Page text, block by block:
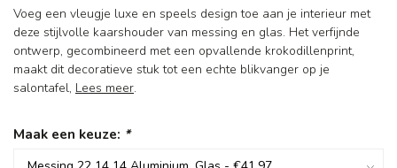
Voeg een vleugje luxe en speels design toe aan je interieur met
deze stijlvolle kaarshouder van messing en glas. Het verfijnde
ontwerp, gecombineerd met een opvallende krokodillenprint,
maakt dit decoratieve stuk tot een echte blikvanger op je
salontafel, Lees meer.
Maak een keuze: *